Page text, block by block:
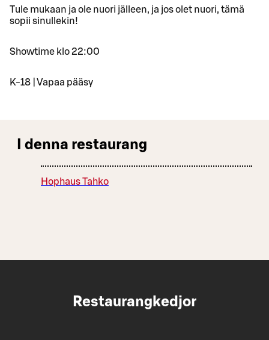
Tule mukaan ja ole nuori jälleen, ja jos olet nuori, tämä
sopii sinullekin!
Showtime klo 22:00
K-18 | Vapaa pääsy
I denna restaurang
Hophaus Tahko
Restaurangkedjor